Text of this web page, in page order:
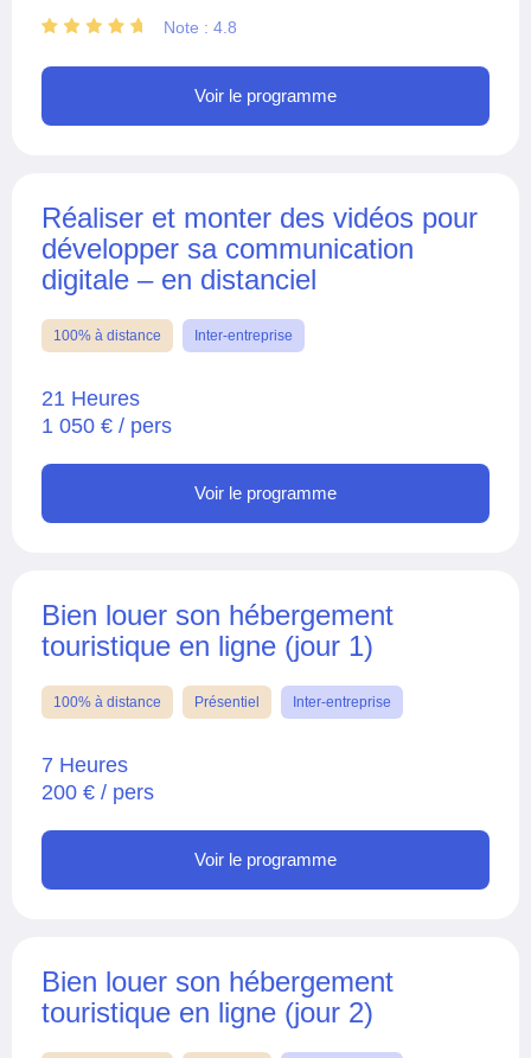
Note : 4.8
Voir le programme
Réaliser et monter des vidéos pour
développer sa communication
digitale – en distanciel
100% à distance Inter-entreprise
21 Heures
1 050 € / pers
Voir le programme
Bien louer son hébergement
touristique en ligne (jour 1)
100% à distance Présentiel Inter-entreprise
7 Heures
200 € / pers
Voir le programme
Bien louer son hébergement
touristique en ligne (jour 2)